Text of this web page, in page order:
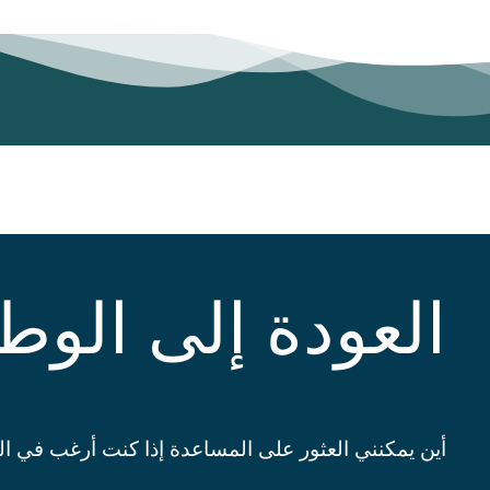
العودة إلى
‏أين يمكنني العثور على المساعدة إذا كنت أرغب في